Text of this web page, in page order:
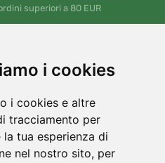
i cookies
i cookies e altre
tracciamento per
la tua esperienza di
nel nostro sito, per
superiori a 80 EUR
il tuo ordine in qualsiasi momento
un albero! Leggi di più